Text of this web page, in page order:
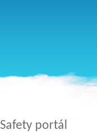
Safety portál